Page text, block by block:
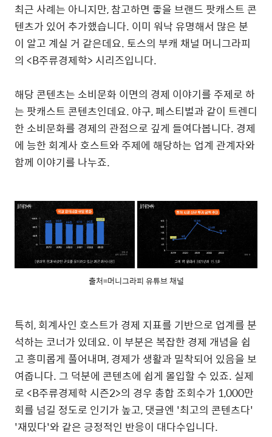
최근 사례는 아니지만, 참고하면 좋을 브랜드 팟캐스트 콘
텐츠가 있어 추가했습니다. 이미 워낙 유명해서 많은 분
이 알고 계실 거 같은데요. 토스의 부캐 채널 머니그라피
의 <B주류경제학> 시리즈입니다.
해당 콘텐츠는 소비문화 이면의 경제 이야기를 주제로 하
는 팟캐스트 콘텐츠인데요. 야구, 페스티벌과 같이 트렌디
한 소비문화를 경제의 관점으로 깊게 들여다봅니다. 경제
에 능한 회계사 호스트와 주제에 해당하는 업계 관계자와
함께 이야기를 나누죠.
출처=머니그라피 유튜브 채널
특히, 회계사인 호스트가 경제 지표를 기반으로 업계를 분
석하는 코너가 있데요. 이 부분은 복잡한 경제 개념을 쉽
고 흥미롭게 풀어내며, 경제가 생활과 밀착되어 있음을 보
여줍니다. 그 덕분에 콘텐츠에 쉽게 몰입할 수 있죠. 실제
로 <B주류경제학 시즌2>의 경우 총합 조회수가 1,000만
회를 넘길 정도로 인기가 높고, 댓글엔 '최고의 콘텐츠다'
'재밌다'와 같은 긍정적인 반응이 대다수입니다.